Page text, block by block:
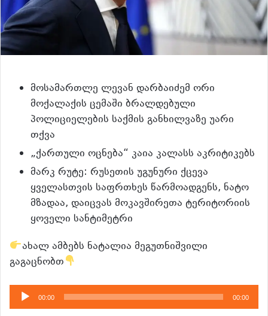
მოსამართლე ლევან დარბაიძემ ორი
მოქალაქის ცემაში ბრალდებული
პოლიციელების საქმის განხილვაზე უარი
თქვა
„ქართული ოცნება“ კაია კალასს აკრიტიკებს
მარკ რუტე: რუსეთის უგუნური ქცევა
ყველასთვის საფრთხეს წარმოადგენს, ნატო
მზადაა, დაიცვას მოკავშირეთა ტერიტორიის
ყოველი სანტიმეტრი
ახალ ამბებს ნატალია მეგუთნიშვილი
გაგაცნობთ
აუდიო
დამკვრელი
00:00 00:00